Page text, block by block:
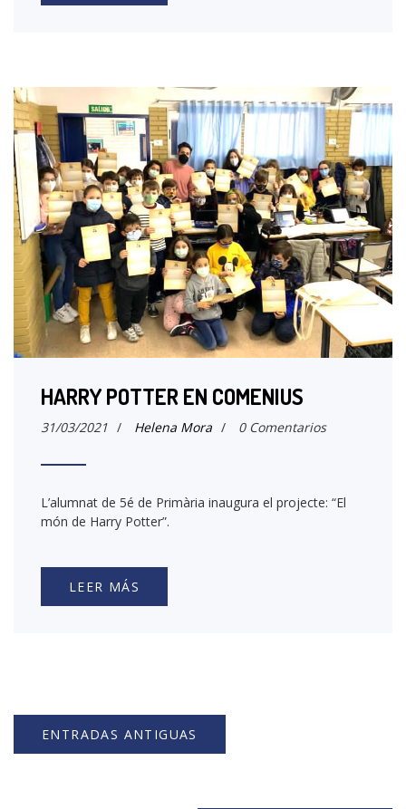
HARRY POTTER EN COMENIUS
31/03/2021 / Helena Mora / 0 Comentarios
L’alumnat de 5é de Primària inaugura el projecte: “El
món de Harry Potter”.
LEER MÁS
ENTRADAS ANTIGUAS